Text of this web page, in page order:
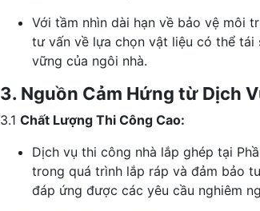
Với tầm nhìn dài hạn về bảo vệ môi
tư vấn về lựa chọn vật liệu có thể
vững của ngôi nhà.
3. Nguồn Cảm Hứng từ Dịch
3.1 Chất Lượng Thi Công Cao:
Dịch vụ thi công nhà lắp ghép tại
trong quá trình lắp ráp và đảm bảo
đáp ứng được các yêu cầu nghiêm